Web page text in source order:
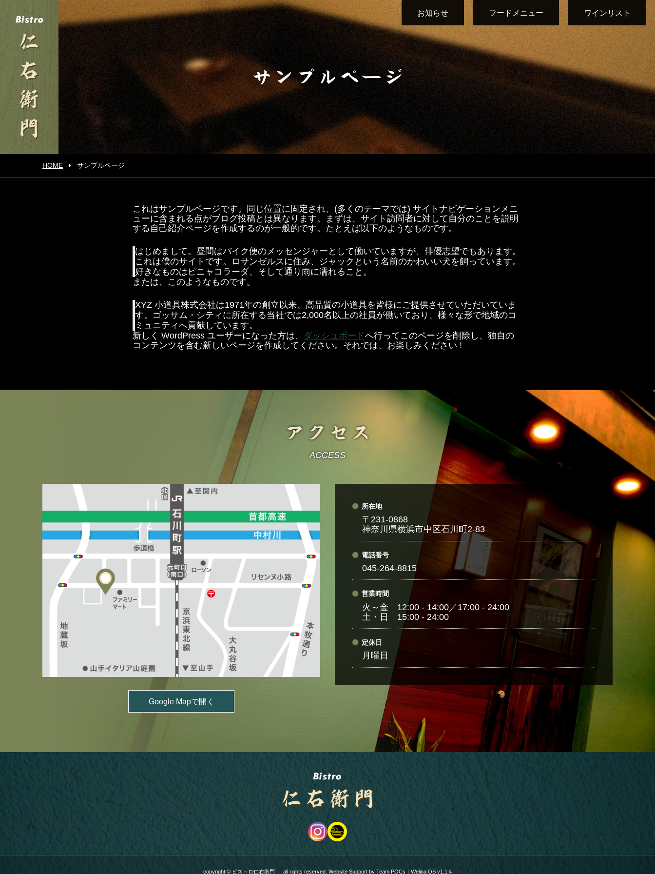
お知らせ フードメニュー ワインリスト
サンプルページ
HOME サンプルページ
これはサンプルページです。同じ位置に固定され、(多くのテーマでは) サイトナビゲーションメニ
ューに含まれる点がブログ投稿とは異なります。まずは、サイト訪問者に対して自分のことを説明
する自己紹介ページを作成するのが一般的です。たとえば以下のようなものです。
はじめまして。昼間はバイク便のメッセンジャーとして働いていますが、俳優志望でもあります。
これは僕のサイトです。ロサンゼルスに住み、ジャックという名前のかわいい犬を飼っています。
好きなものはピニャコラーダ、そして通り雨に濡れること。
または、このようなものです。
XYZ 小道具株式会社は1971年の創立以来、高品質の小道具を皆様にご提供させていただいていま
す。ゴッサム・シティに所在する当社では2,000名以上の社員が働いており、様々な形で地域のコ
ミュニティへ貢献しています。
新しく WordPress ユーザーになった方は、 ダッシュボードへ行ってこのページを削除し、独自の
コンテンツを含む新しいページを作成してください。それでは、お楽しみください !
アクセス
ACCESS
Google Mapで開く
所在地
〒231-0868
神奈川県横浜市中区石川町2-83
電話番号
045-264-8815
営業時間
火～金 12:00 - 14:00／17:00 - 24:00
土・日 15:00 - 24:00
定休日
月曜日
copyright © ビストロ仁右衛門 ｜ all rights reserved. Website Support by Team POCs ｜ Welina OS v1.1.4